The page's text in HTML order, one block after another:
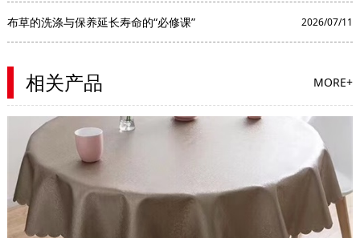
布草的洗涤与保养延长寿命的“必修课” 2026/07/11
相关产品 MORE+